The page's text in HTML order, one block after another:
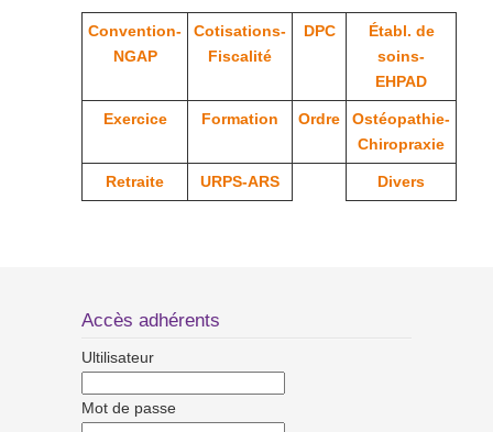
Convention-
NGAP
Cotisations-
Fiscalité
DPC
Établ. de
soins-
EHPAD
Exercice Formation Ordre
Ostéopathie-
Chiropraxie
Retraite URPS-ARS Divers
Accès adhérents
Ultilisateur
Mot de passe